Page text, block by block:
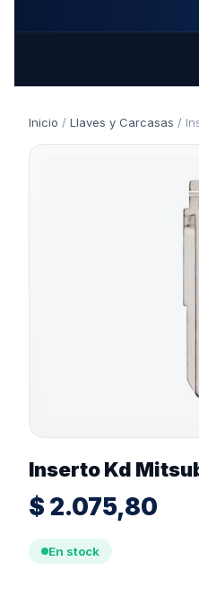
Inicio / Llaves y Carcasas /
Inserto Kd
$ 2.075,80
En stock